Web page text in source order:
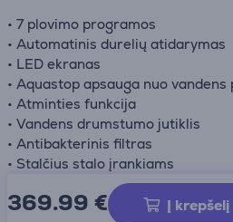
• 7 plovimo programos
• Automatinis durelių atidarymas
• LED ekranas
• Aquastop apsauga nuo
• Atminties funkcija
• Vandens drumstumo jutiklis
• Antibakterinis filtras
• Stalčius stalo įrankiams
369.99 € Į krepšelį
Gaminio informacijos lapas